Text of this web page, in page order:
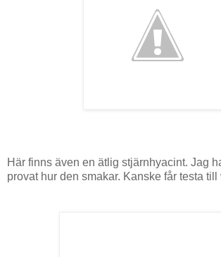
Här finns även en ätlig stjärnhyacint. Jag
provat hur den smakar. Kanske får testa till